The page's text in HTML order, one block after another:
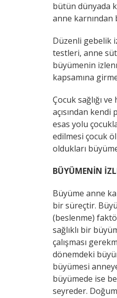
bütün dünyada
anne karnından
Düzenli gebelik
testleri, anne
büyümenin
kapsamına
Çocuk sağlığı
açısından
esas yolu
edilmesi çocuk
oldukları
BÜYÜMENİN
Büyüme anne
bir süreçtir.
(beslenme)
sağlıklı bir
çalışması
dönemdeki
büyümesi
büyümede ise
seyreder.